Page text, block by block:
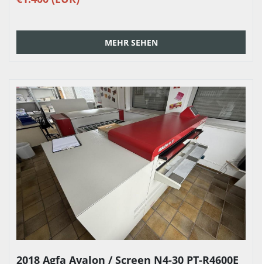
MEHR SEHEN
2018 Agfa Avalon / Screen N4-30 PT-R4600E